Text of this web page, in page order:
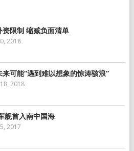
限制 缩减负面清单
2018
可能“遇到难以想象的惊涛骇浪”
2018
舰首入南中国海
2017